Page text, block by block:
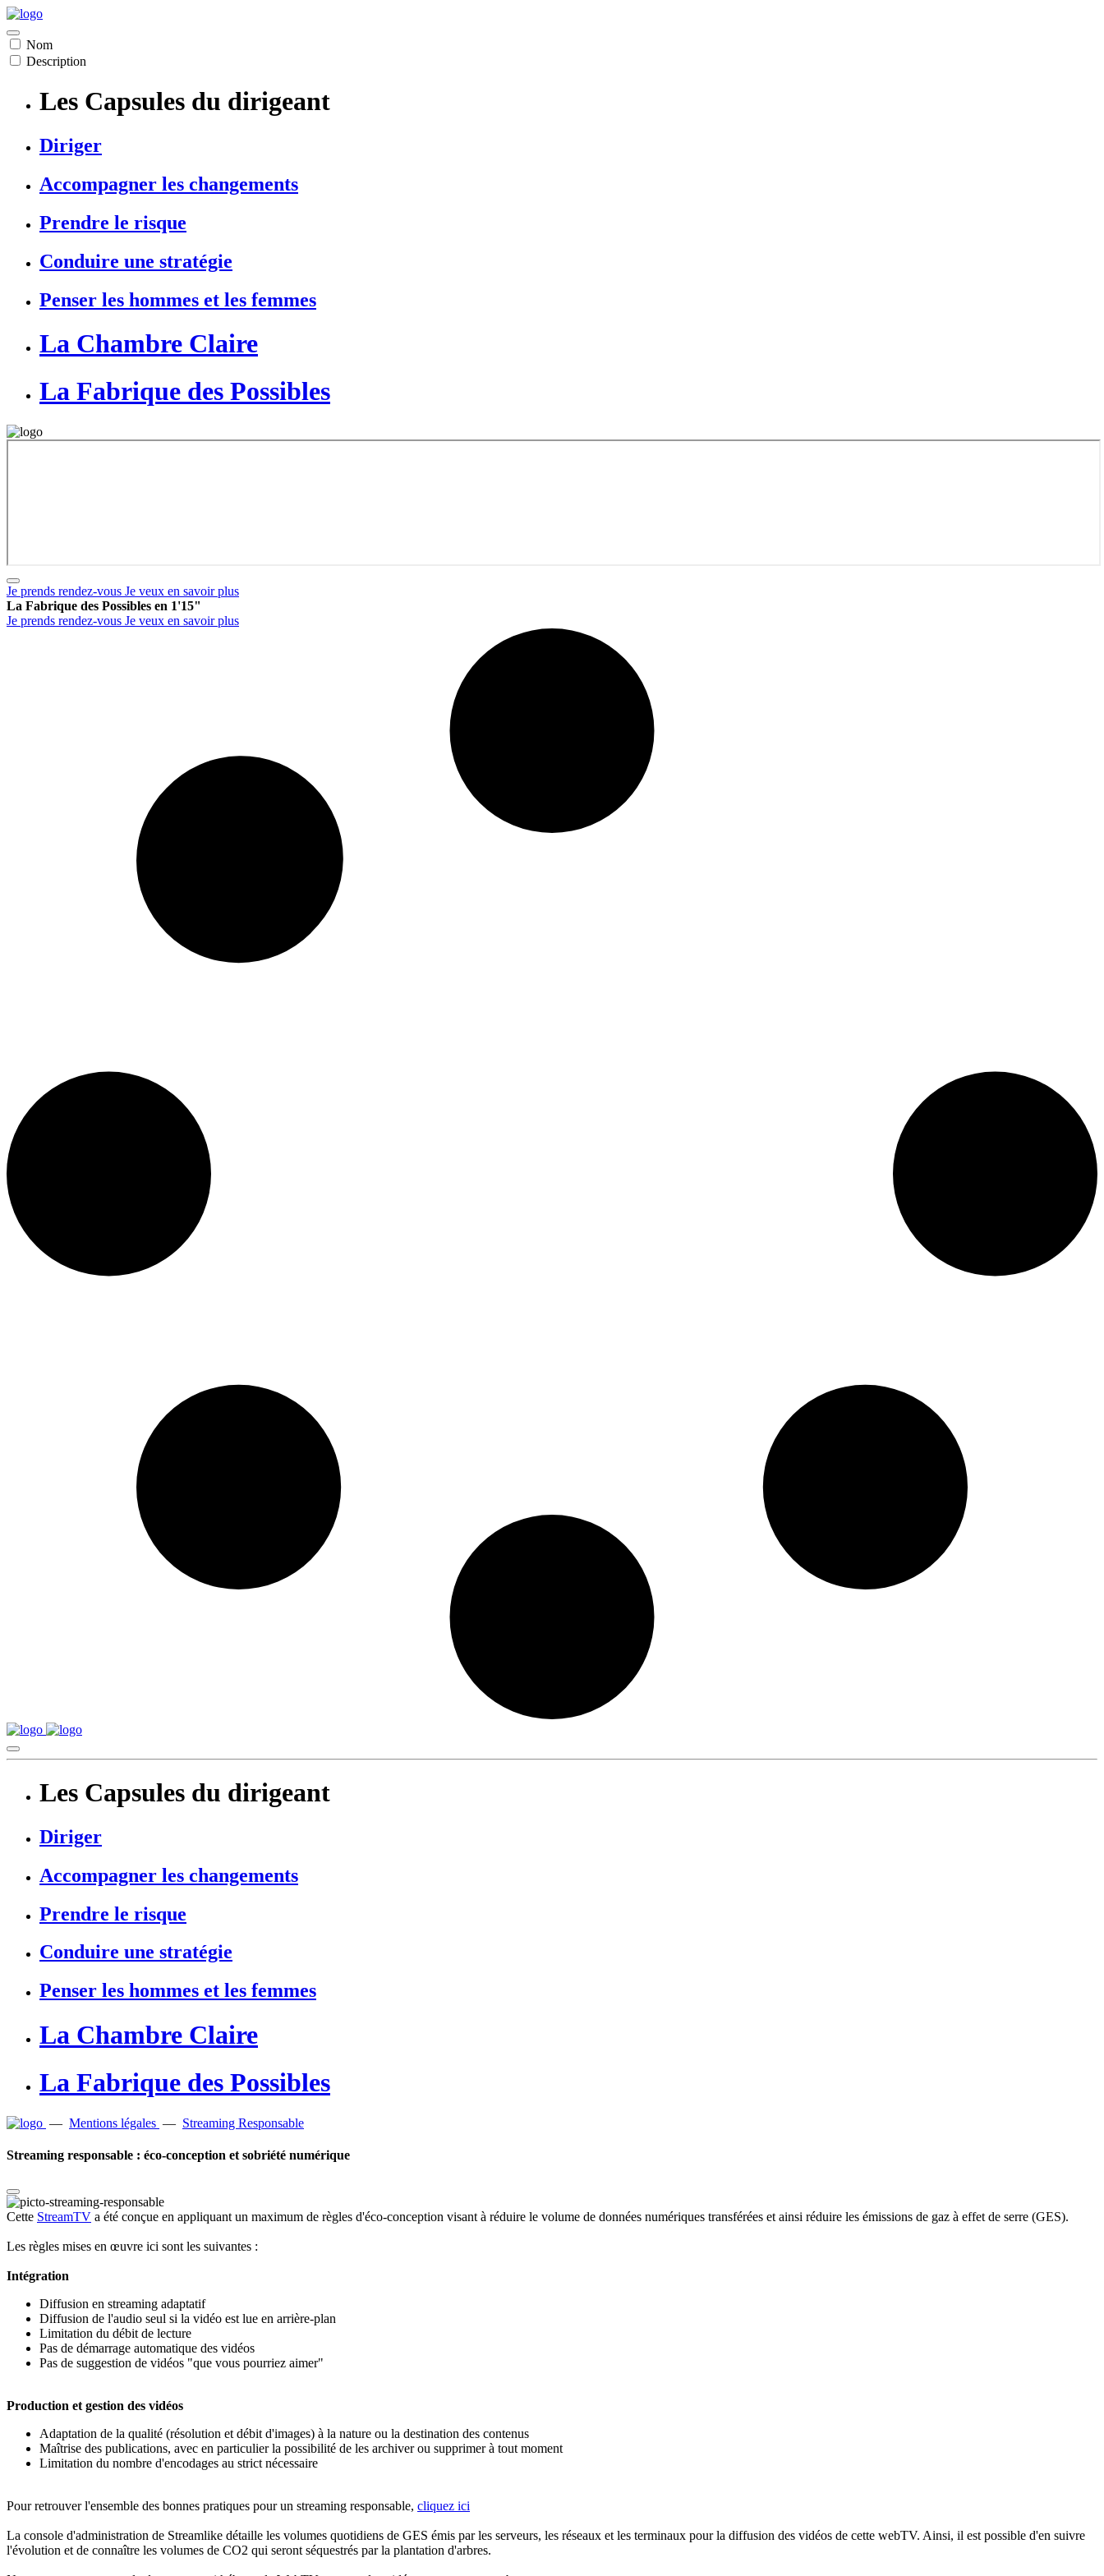
Nom
Description
Les Capsules du dirigeant
Diriger
Accompagner les changements
Prendre le risque
Conduire une stratégie
Penser les hommes et les femmes
La Chambre Claire
La Fabrique des Possibles
Je prends rendez-vous Je veux en savoir plus
La Fabrique des Possibles en 1'15"
Je prends rendez-vous Je veux en savoir plus
Les Capsules du dirigeant
Diriger
Accompagner les changements
Prendre le risque
Conduire une stratégie
Penser les hommes et les femmes
La Chambre Claire
La Fabrique des Possibles
— Mentions légales — Streaming Responsable
Streaming responsable : éco-conception et sobriété numérique
Cette StreamTV a été conçue en appliquant un maximum de règles d'éco-conception visant à réduire le volume de données numériques transférées et ainsi réduire les émissions de gaz à effet de serre (GES).
Les règles mises en œuvre ici sont les suivantes :
Intégration
Diffusion en streaming adaptatif
Diffusion de l'audio seul si la vidéo est lue en arrière-plan
Limitation du débit de lecture
Pas de démarrage automatique des vidéos
Pas de suggestion de vidéos "que vous pourriez aimer"
Production et gestion des vidéos
Adaptation de la qualité (résolution et débit d'images) à la nature ou la destination des contenus
Maîtrise des publications, avec en particulier la possibilité de les archiver ou supprimer à tout moment
Limitation du nombre d'encodages au strict nécessaire
Pour retrouver l'ensemble des bonnes pratiques pour un streaming responsable, cliquez ici
La console d'administration de Streamlike détaille les volumes quotidiens de GES émis par les serveurs, les réseaux et les terminaux pour la diffusion des vidéos de cette webTV. Ainsi, il est possible d'en suivre
l'évolution et de connaître les volumes de CO2 qui seront séquestrés par la plantation d'arbres.